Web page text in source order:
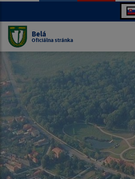
Belá
Oficiálna stránka